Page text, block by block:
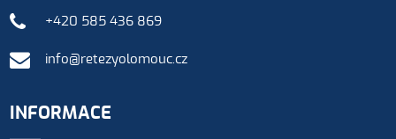
+420 585 436 869
info@retezyolomouc.cz
INFORMACE